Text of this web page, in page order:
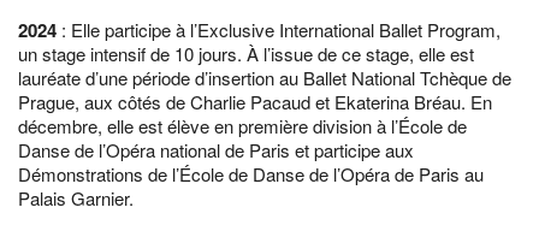
2024 : Elle participe à l’Exclusive International Ballet Program,
un stage intensif de 10 jours. À l’issue de ce stage, elle est
lauréate d’une période d’insertion au Ballet National Tchèque de
Prague, aux côtés de Charlie Pacaud et Ekaterina Bréau. En
décembre, elle est élève en première division à l’École de
Danse de l’Opéra national de Paris et participe aux
Démonstrations de l’École de Danse de l’Opéra de Paris au
Palais Garnier.